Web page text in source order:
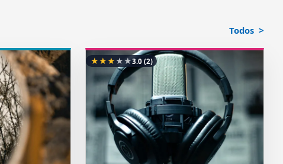
Todos
★★★★★3.0(2)